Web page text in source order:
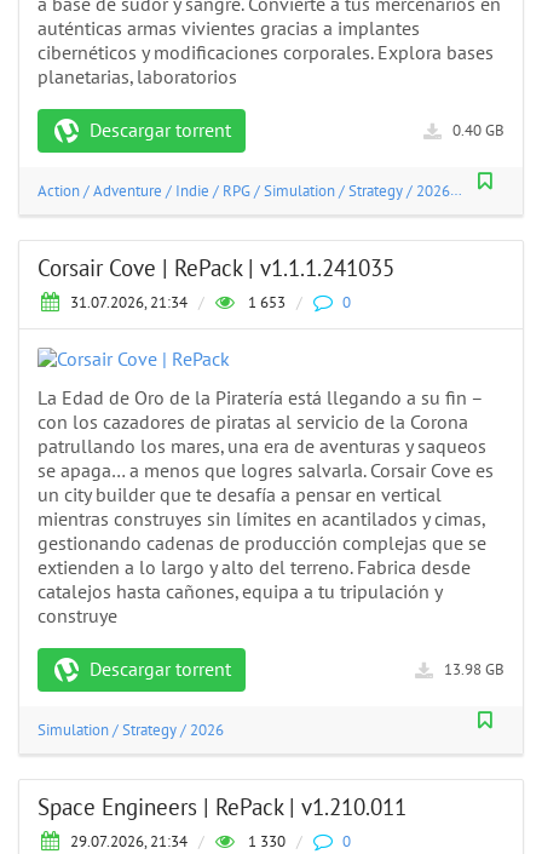
a base de sudor y sangre. Convierte a tus mercenarios en
auténticas armas vivientes gracias a implantes
cibernéticos y modificaciones corporales. Explora bases
planetarias, laboratorios
Descargar torrent 0.40 GB
Action/Adventure / Indie / RPG/Simulation/Strategy/ 2026
Corsair Cove | RePack | v1.1.1.241035
31.07.2026, 21:34 / 1 653 / 0
La Edad de Oro de la Piratería está llegando a su fin –
con los cazadores de piratas al servicio de la Corona
patrullando los mares, una era de aventuras y saqueos
se apaga… a menos que logres salvarla. Corsair Cove es
un city builder que te desafía a pensar en vertical
mientras construyes sin límites en acantilados y cimas,
gestionando cadenas de producción complejas que se
extienden a lo largo y alto del terreno. Fabrica desde
catalejos hasta cañones, equipa a tu tripulación y
construye
Descargar torrent 13.98 GB
Simulation/Strategy/ 2026
Space Engineers | RePack | v1.210.011
29.07.2026, 21:34 / 1 330 / 0